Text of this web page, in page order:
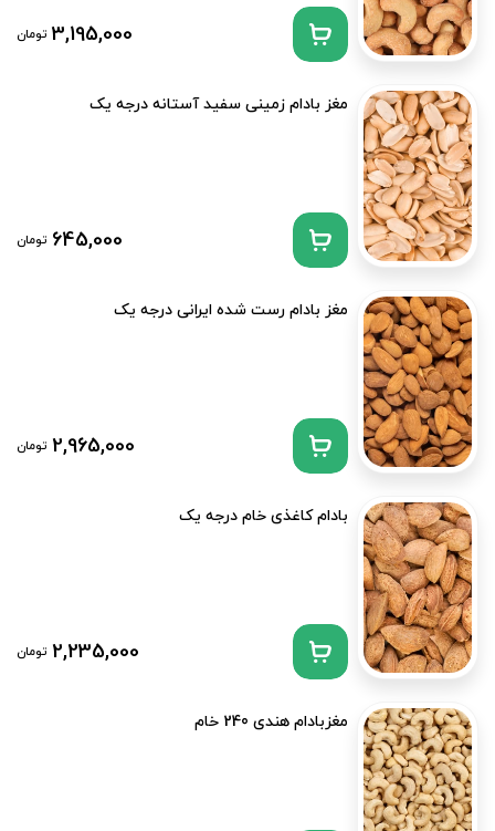
3,195,000 تومان
مغز بادام زمینی سفید آستانه درجه یک
645,000 تومان
مغز بادام رست شده ایرانی درجه یک
2,965,000 تومان
بادام کاغذی خام درجه یک
2,235,000 تومان
مغزبادام هندی 240 خام